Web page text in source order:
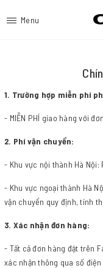
Menu
1. Trường hợp miễn phí
- MIỄN PHÍ giao hàng với
2. Phí vận chuyển:
- Khu vực nội thành Hà
- Khu vực ngoại thành Hà
vận chuyển quy định, tính
3. Xác nhận đơn hàng:
- Tất cả đơn hàng đặt trên
xác nhận thông qua số